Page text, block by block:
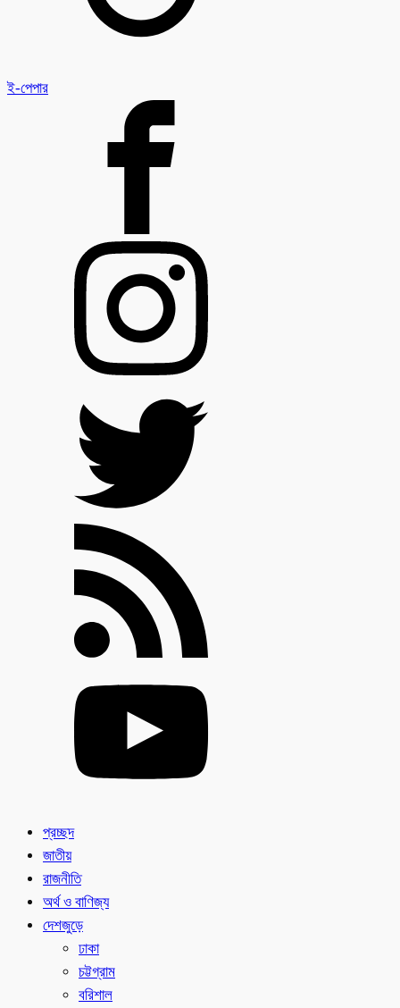
ই-পেপার
প্রচ্ছদ
জাতীয়
রাজনীতি
অর্থ ও বাণিজ্য
দেশজুড়ে
ঢাকা
চট্টগ্রাম
বরিশাল